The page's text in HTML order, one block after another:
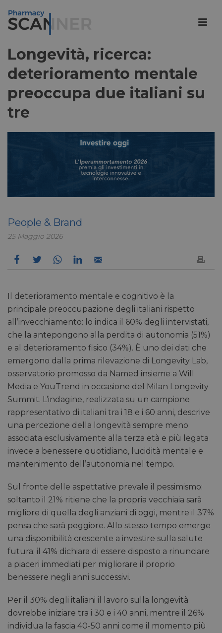
Longevità, ricerca:
deterioramento mentale
preoccupa due italiani su
tre
People & Brand
25 Maggio 2026
Il deterioramento mentale e cognitivo è la
principale preoccupazione degli italiani rispetto
all’invecchiamento: lo indica il 60% degli intervistati,
che la antepongono alla perdita di autonomia (51%)
e al deterioramento fisico (34%). È uno dei dati che
emergono dalla prima rilevazione di Longevity Lab,
osservatorio promosso da Named insieme a Will
Media e YouTrend in occasione del Milan Longevity
Summit. L’indagine, realizzata su un campione
rappresentativo di italiani tra i 18 e i 60 anni, descrive
una percezione della longevità sempre meno
associata esclusivamente alla terza età e più legata
invece a benessere quotidiano, lucidità mentale e
mantenimento dell’autonomia nel tempo.
Sul fronte delle aspettative prevale il pessimismo:
soltanto il 21% ritiene che la propria vecchiaia sarà
migliore di quella degli anziani di oggi, mentre il 37%
pensa che sarà peggiore. Allo stesso tempo emerge
una disponibilità crescente a investire sulla salute
futura: il 41% dichiara di essere disposto a rinunciare
a piaceri immediati per migliorare il proprio
benessere negli anni successivi.
Per il 30% degli italiani il lavoro sulla longevità
dovrebbe iniziare tra i 30 e i 40 anni, mentre il 26%
individua la fascia 40-50 anni come il momento più